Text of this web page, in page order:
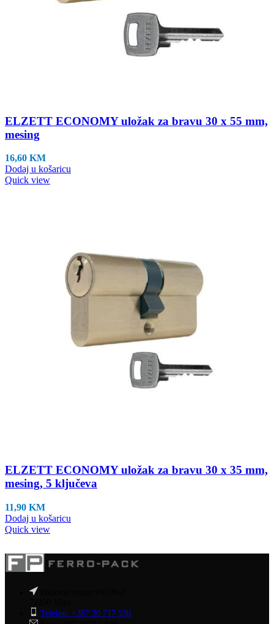
ELZETT ECONOMY uložak za bravu 30 x 55 mm,
mesing
16,60 KM
Dodaj u košaricu
Quick view
ELZETT ECONOMY uložak za bravu 30 x 35 mm,
mesing, 5 ključeva
11,90 KM
Dodaj u košaricu
Quick view
Telefon: +387 30 717 550